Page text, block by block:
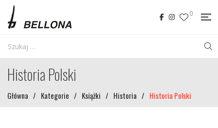
0
Historia Polski
Główna / Kategorie / Książki / Historia / Historia Polski